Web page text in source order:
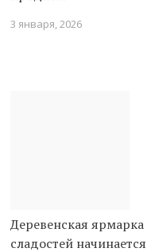
3 января, 2026
Деревенская ярмарка
сладостей начинается